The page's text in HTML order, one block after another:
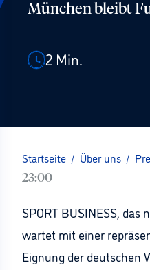
München bleibt
2 Min.
Startseite / Über uns /
23:00
SPORT BUSINESS, das
wartet mit einer
Eignung der deutschen